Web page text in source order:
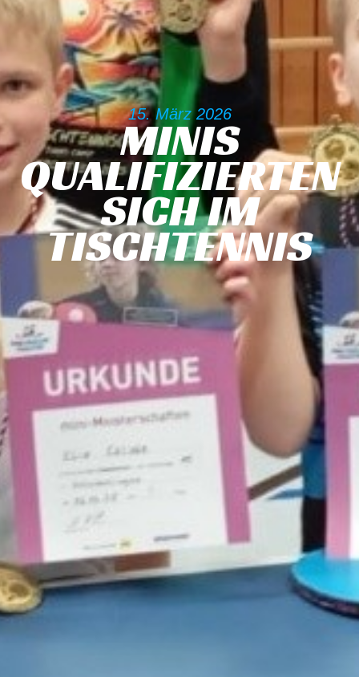
15. März 2026
MINIS
QUALIFIZIERTEN
SICH IM
TISCHTENNIS